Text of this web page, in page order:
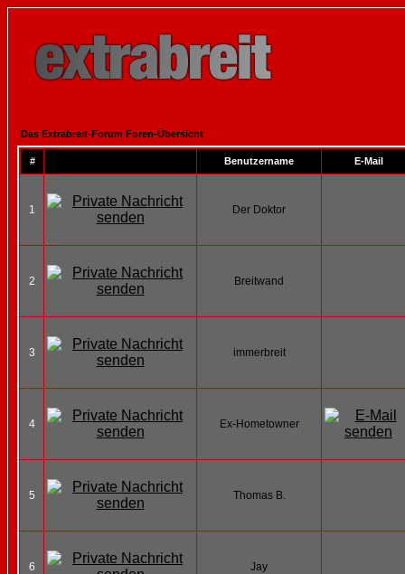
Das Extrabreit-Forum Foren-Übersicht
# Benutzername E-Mail
1 Der Doktor
2 Breitwand
3 immerbreit
4 Ex-Hometowner
5 Thomas B.
6 Jay